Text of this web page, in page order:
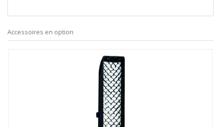
Accessoires en option